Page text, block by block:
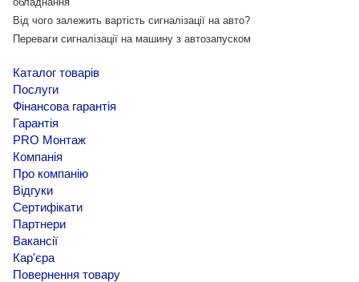
Від чого залежить вартість сигналізації на авто?
Переваги сигналізації на машину з автозапуском
Каталог товарів
Послуги
Фінансова гарантія
Гарантія
PRO Монтаж
Компанія
Про компанію
Відгуки
Сертифікати
Партнери
Вакансії
Кар'єра
Повернення товару